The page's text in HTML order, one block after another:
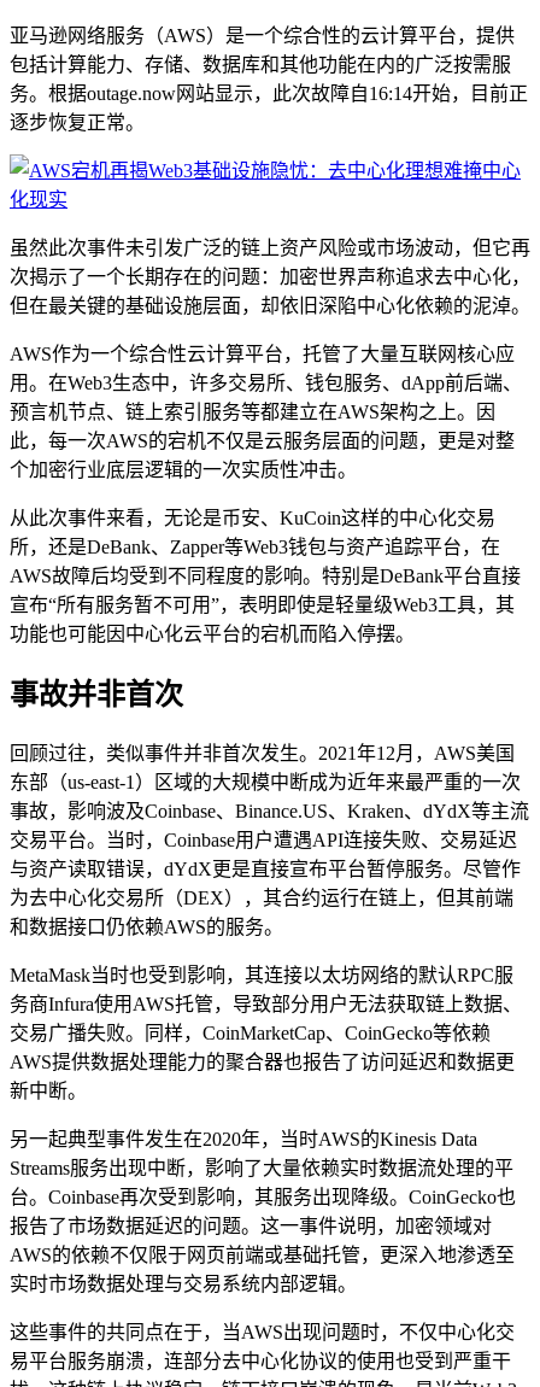
亚马逊网络服务（AWS）是一个综合性的云计算平台，提供
包括计算能力、存储、数据库和其他功能在内的广泛按需服
务。根据outage.now网站显示，此次故障自16:14开始，目前正
逐步恢复正常。
虽然此次事件未引发广泛的链上资产风险或市场波动，但它再
次揭示了一个长期存在的问题：加密世界声称追求去中心化，
但在最关键的基础设施层面，却依旧深陷中心化依赖的泥淖。
AWS作为一个综合性云计算平台，托管了大量互联网核心应
用。在Web3生态中，许多交易所、钱包服务、dApp前后端、
预言机节点、链上索引服务等都建立在AWS架构之上。因
此，每一次AWS的宕机不仅是云服务层面的问题，更是对整
个加密行业底层逻辑的一次实质性冲击。
从此次事件来看，无论是币安、KuCoin这样的中心化交易
所，还是DeBank、Zapper等Web3钱包与资产追踪平台，在
AWS故障后均受到不同程度的影响。特别是DeBank平台直接
宣布“所有服务暂不可用”，表明即使是轻量级Web3工具，其
功能也可能因中心化云平台的宕机而陷入停摆。
事故并非首次
回顾过往，类似事件并非首次发生。2021年12月，AWS美国
东部（us-east-1）区域的大规模中断成为近年来最严重的一次
事故，影响波及Coinbase、Binance.US、Kraken、dYdX等主流
交易平台。当时，Coinbase用户遭遇API连接失败、交易延迟
与资产读取错误，dYdX更是直接宣布平台暂停服务。尽管作
为去中心化交易所（DEX），其合约运行在链上，但其前端
和数据接口仍依赖AWS的服务。
MetaMask当时也受到影响，其连接以太坊网络的默认RPC服
务商Infura使用AWS托管，导致部分用户无法获取链上数据、
交易广播失败。同样，CoinMarketCap、CoinGecko等依赖
AWS提供数据处理能力的聚合器也报告了访问延迟和数据更
新中断。
另一起典型事件发生在2020年，当时AWS的Kinesis Data
Streams服务出现中断，影响了大量依赖实时数据流处理的平
台。Coinbase再次受到影响，其服务出现降级。CoinGecko也
报告了市场数据延迟的问题。这一事件说明，加密领域对
AWS的依赖不仅限于网页前端或基础托管，更深入地渗透至
实时市场数据处理与交易系统内部逻辑。
这些事件的共同点在于，当AWS出现问题时，不仅中心化交
易平台服务崩溃，连部分去中心化协议的使用也受到严重干